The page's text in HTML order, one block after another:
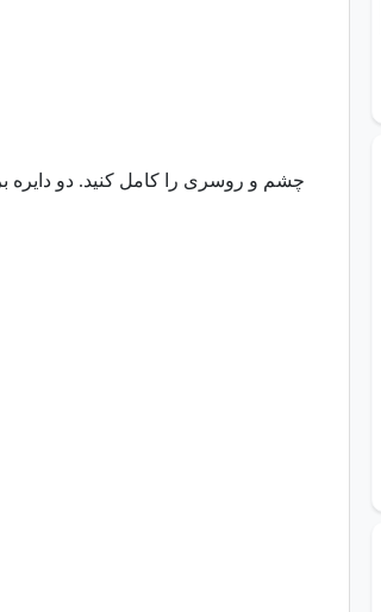
چشم و روسری را کامل کنید. دو دایره